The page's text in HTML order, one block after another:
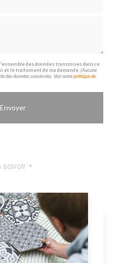
des données transmises dans ce
et le traitement de ma demande.(Aucune
des données conservées. Voir notrepolitique de
savoir +